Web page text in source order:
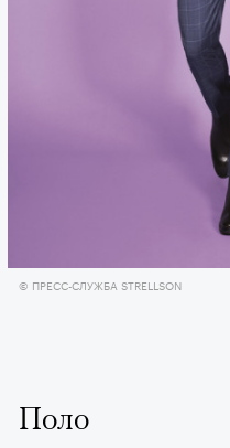
© ПРЕСС-СЛУЖБА STRELLSON
Поло